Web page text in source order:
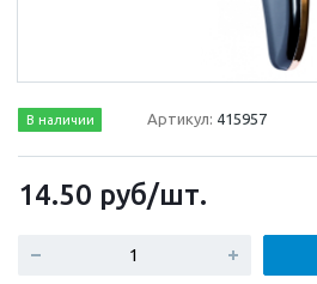
В наличии Артикул: 415957
14.50 руб/шт.